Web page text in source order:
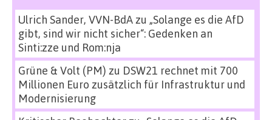
Ulrich Sander, VVN-BdAzu „Solange es die AfD
gibt, sind wir nicht sicher“: Gedenken an
Sinti:zze und Rom:nja
Grüne & Volt (PM) zu DSW21 rechnet mit 700
Millionen Euro zusätzlich für Infrastruktur und
Modernisierung